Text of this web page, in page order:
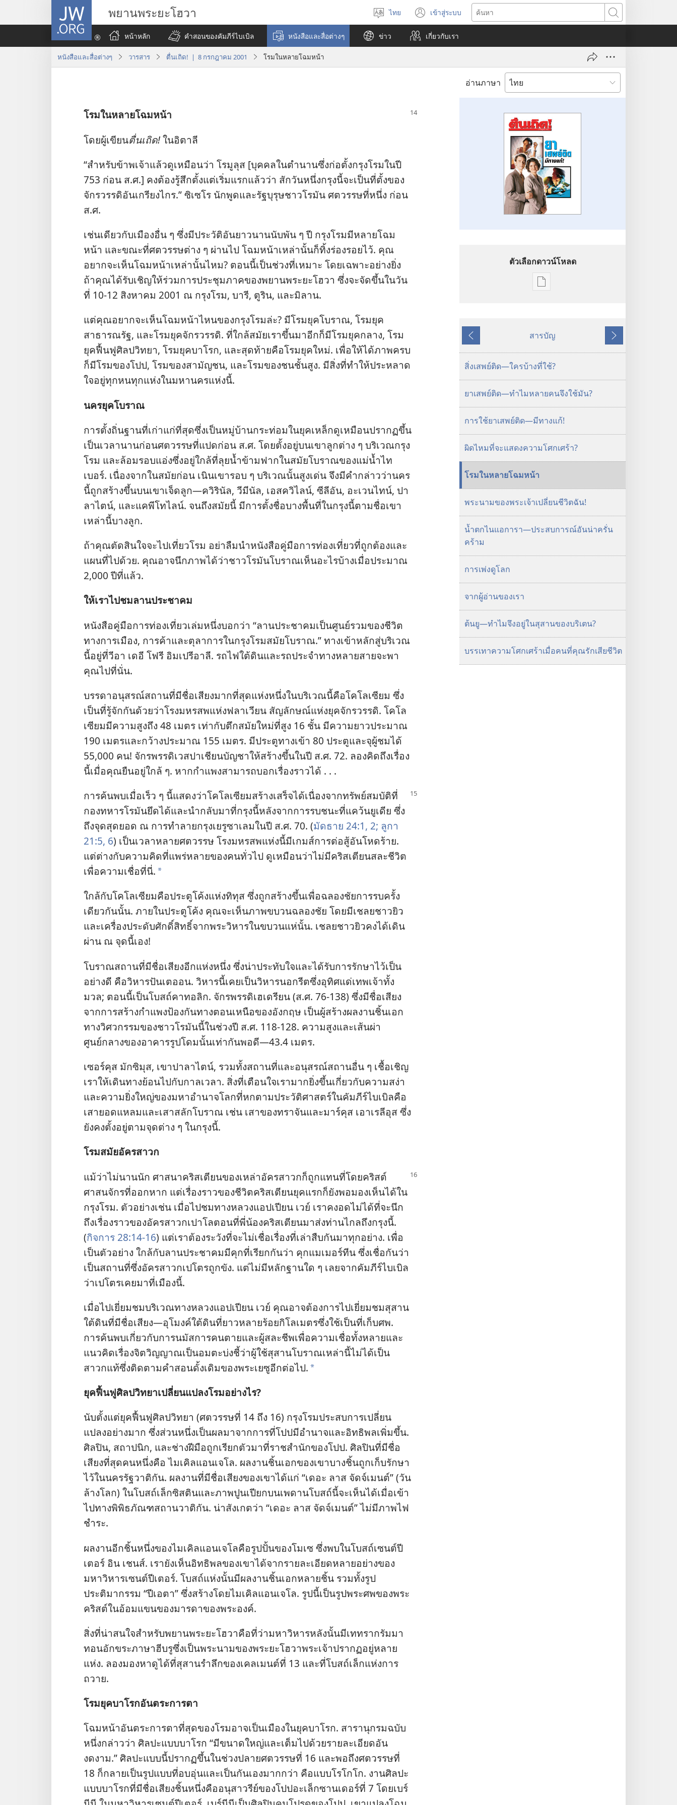
JW.ORG พยานพระยะโฮวา
เลือก
ภาษา
ไทย เข้าสู่ระบบ
(เปิด
หน้าต่าง
ใหม่)
ค้นหา
หน้าหลัก
คำสอนของคัมภีร์ไบเบิล หนังสือและสื่อต่างๆ ข่าว เกี่ยว​กับ​เรา
หนังสือและสื่อต่างๆ วารสาร ตื่นเถิด! | 8 กรกฎาคม 2001 โรมในหลายโฉมหน้า
อ่านภาษา
โรม​ใน​หลาย​โฉม​หน้า
โดย​ผู้​เขียน​ตื่นเถิด!ใน​อิตาลี
“สำหรับ​ข้าพเจ้า​แล้ว​ดู​เหมือน​ว่า โรมูลุส [บุคคล​ใน​ตำนาน​ซึ่ง​ก่อ​ตั้ง​กรุง​โรม​ใน​ปี
753 ก่อน ส.ศ.] คง​ต้อง​รู้สึก​ตั้ง​แต่​เริ่ม​แรก​แล้ว​ว่า สัก​วัน​หนึ่ง​กรุง​นี้​จะ​เป็น​ที่​ตั้ง​ของ​
จักรวรรดิ​อัน​เกรียง​ไกร.” ซิเซโร นัก​พูด​และ​รัฐบุรุษ​ชาว​โรมัน ศตวรรษ​ที่​หนึ่ง ก่อน
ส.ศ.
เช่น​เดียว​กับ​เมือง​อื่น ๆ ซึ่ง​มี​ประวัติ​อัน​ยาว​นาน​นับ​พัน ๆ ปี กรุง​โรม​มี​หลาย​โฉม​
หน้า และ​ขณะ​ที่​ศตวรรษ​ต่าง ๆ ผ่าน​ไป โฉม​หน้า​เหล่า​นั้น​ก็​ทิ้ง​ร่องรอย​ไว้. คุณ​
อยาก​จะ​เห็น​โฉม​หน้า​เหล่า​นั้น​ไหม? ตอน​นี้​เป็น​ช่วง​ที่​เหมาะ โดย​เฉพาะ​อย่าง​ยิ่ง​
ถ้า​คุณ​ได้​รับ​เชิญ​ให้​ร่วม​การ​ประชุม​ภาค​ของ​พยาน​พระ​ยะโฮวา ซึ่ง​จะ​จัด​ขึ้น​ใน​วัน​
ที่ 10-12 สิงหาคม 2001 ณ กรุง​โรม, บารี, ตูริน, และ​มิลาน.
แต่​คุณ​อยาก​จะ​เห็น​โฉม​หน้า​ไหน​ของ​กรุง​โรม​ล่ะ? มี​โรม​ยุค​โบราณ, โรม​ยุค​
สาธารณรัฐ, และ​โรม​ยุค​จักรวรรดิ. ที่​ใกล้​สมัย​เรา​ขึ้น​มา​อีก​ก็​มี​โรม​ยุค​กลาง, โรม​
ยุค​ฟื้นฟู​ศิลปวิทยา, โรม​ยุค​บาโรก, และ​สุด​ท้าย​คือ​โรม​ยุค​ใหม่. เพื่อ​ให้​ได้​ภาพ​ครบ​
ก็​มี​โรม​ของ​โปป, โรม​ของ​สามัญ​ชน, และ​โรม​ของ​ชน​ชั้น​สูง. มี​สิ่ง​ที่​ทำ​ให้​ประหลาด​
ใจ​อยู่​ทุก​หน​ทุก​แห่ง​ใน​มหา​นคร​แห่ง​นี้.
นคร​ยุค​โบราณ
การ​ตั้ง​ถิ่น​ฐาน​ที่​เก่า​แก่​ที่​สุด​ซึ่ง​เป็น​หมู่​บ้าน​กระท่อม​ใน​ยุค​เหล็ก​ดู​เหมือน​ปรากฏ​ขึ้น​
เป็น​เวลา​นาน​ก่อน​ศตวรรษ​ที่​แปด​ก่อน ส.ศ. โดย​ตั้ง​อยู่​บน​เขา​ลูก​ต่าง ๆ บริเวณ​กรุง​
โรม และ​ล้อม​รอบ​แอ่ง​ซึ่ง​อยู่​ใกล้​ที่​ลุย​น้ำ​ข้าม​ฟาก​ใน​สมัย​โบราณ​ของ​แม่น้ำ​ไท
เบอร์. เนื่อง​จาก​ใน​สมัย​ก่อน เนิน​เขา​รอบ ๆ บริเวณ​นั้น​สูง​เด่น จึง​มี​คำ​กล่าว​ว่า​นคร​
นี้​ถูก​สร้าง​ขึ้น​บน​เขา​เจ็ด​ลูก—ควิรินัล, วีมีนัล, เอสควิไลน์, ซีลีอัน, อะเวนไทน์, ปา
ลาไตน์, และ​แคพีโทไลน์. จน​ถึง​สมัย​นี้ มี​การ​ตั้ง​ชื่อ​บาง​พื้น​ที่​ใน​กรุง​นี้​ตาม​ชื่อ​เขา​
เหล่า​นี้​บาง​ลูก.
ถ้า​คุณ​ตัดสิน​ใจ​จะ​ไป​เที่ยว​โรม อย่า​ลืม​นำ​หนังสือ​คู่มือ​การ​ท่อง​เที่ยว​ที่​ถูก​ต้อง​และ​
แผนที่​ไป​ด้วย. คุณ​อาจ​นึก​ภาพ​ได้​ว่า​ชาว​โรมัน​โบราณ​เห็น​อะไร​บ้าง​เมื่อ​ประมาณ
2,000 ปี​ที่​แล้ว.
ให้​เรา​ไป​ชม​ลาน​ประชาคม
หนังสือ​คู่มือ​การ​ท่อง​เที่ยว​เล่ม​หนึ่ง​บอก​ว่า “ลาน​ประชาคม​เป็น​ศูนย์​รวม​ของ​ชีวิต​
ทาง​การ​เมือง, การ​ค้า​และ​ตุลาการ​ใน​กรุง​โรม​สมัย​โบราณ.” ทาง​เข้า​หลัก​สู่​บริเวณ​
นี้​อยู่​ที่​วีอา เดอี โฟรี อิมเปรีอาลี. รถไฟ​ใต้​ดิน​และ​รถ​ประจำ​ทาง​หลาย​สาย​จะ​พา​
คุณ​ไป​ที่​นั่น.
บรรดา​อนุสรณ์​สถาน​ที่​มี​ชื่อเสียง​มาก​ที่​สุด​แห่ง​หนึ่ง​ใน​บริเวณ​นี้​คือ​โคโลเซียม ซึ่ง​
เป็น​ที่​รู้​จัก​กัน​ด้วย​ว่า​โรง​มหรสพ​แห่ง​ฟลาเวียน สัญลักษณ์​แห่ง​ยุค​จักรวรรดิ. โคโล
เซียม​มี​ความ​สูง​ถึง 48 เมตร เท่า​กับ​ตึก​สมัย​ใหม่​ที่​สูง 16 ชั้น มี​ความ​ยาว​ประมาณ
190 เมตร​และ​กว้าง​ประมาณ 155 เมตร. มี​ประตู​ทาง​เข้า 80 ประตู​และ​จุ​ผู้​ชม​ได้
55,000 คน! จักรพรรดิ​เวสปาเชียน​บัญชา​ให้​สร้าง​ขึ้น​ใน​ปี ส.ศ. 72. ลอง​คิด​ถึง​เรื่อง​
นี้​เมื่อ​คุณ​ยืน​อยู่​ใกล้ ๆ. หาก​กำแพง​สามารถ​บอก​เรื่อง​ราว​ได้ . . .
การ​ค้น​พบ​เมื่อ​เร็ว ๆ นี้​แสดง​ว่า​โคโลเซียม​สร้าง​เสร็จ​ได้​เนื่อง​จาก​ทรัพย์​สมบัติ​ที่​
กอง​ทหาร​โรมัน​ยึด​ได้​และ​นำ​กลับ​มา​ที่​กรุง​นี้​หลัง​จาก​การ​รบ​ชนะ​ที่​แคว้น​ยูเดีย ซึ่ง​
ถึง​จุด​สุด​ยอด ณ การ​ทำลาย​กรุง​เยรูซาเลม​ใน​ปี ส.ศ. 70. (มัดธาย 24:1, 2; ลูกา
21:5, 6) เป็น​เวลา​หลาย​ศตวรรษ โรง​มหรสพ​แห่ง​นี้​มี​เกมส์​การ​ต่อ​สู้​อัน​โหด​ร้าย.
แต่​ต่าง​กับ​ความ​คิด​ที่​แพร่​หลาย​ของ​คน​ทั่ว​ไป ดู​เหมือน​ว่า​ไม่​มี​คริสเตียน​สละ​ชีวิต​
เพื่อ​ความ​เชื่อ​ที่​นี่. *
ใกล้​กับ​โคโลเซียม​คือ​ประตู​โค้ง​แห่ง​ทิทุส ซึ่ง​ถูก​สร้าง​ขึ้น​เพื่อ​ฉลอง​ชัย​การ​รบ​ครั้ง​
เดียว​กัน​นั้น. ภาย​ใน​ประตู​โค้ง คุณ​จะ​เห็น​ภาพ​ขบวน​ฉลอง​ชัย โดย​มี​เชลย​ชาว​ยิว​
และ​เครื่อง​ประดับ​ศักดิ์สิทธิ์​จาก​พระ​วิหาร​ใน​ขบวน​แห่​นั้น. เชลย​ชาว​ยิว​คง​ได้​เดิน​
ผ่าน ณ จุด​นี้​เอง!
โบราณ​สถาน​ที่​มี​ชื่อเสียง​อีก​แห่ง​หนึ่ง ซึ่ง​น่า​ประทับใจ​และ​ได้​รับ​การ​รักษา​ไว้​เป็น​
อย่าง​ดี คือ​วิหาร​ปันเตออน. วิหาร​นี้​เคย​เป็น​วิหาร​นอก​รีต​ซึ่ง​อุทิศ​แด่​เทพเจ้า​ทั้ง​
มวล; ตอน​นี้​เป็น​โบสถ์​คาทอลิก. จักรพรรดิ​เฮเดรียน (ส.ศ. 76-138) ซึ่ง​มี​ชื่อเสียง​
จาก​การ​สร้าง​กำแพง​ป้องกัน​ทาง​ตอน​เหนือ​ของ​อังกฤษ เป็น​ผู้​สร้าง​ผล​งาน​ชิ้น​เอก​
ทาง​วิศวกรรม​ของ​ชาว​โรมัน​นี้​ใน​ช่วง​ปี ส.ศ. 118-128. ความ​สูง​และ​เส้น​ผ่า​
ศูนย์กลาง​ของ​อาคาร​รูป​โดม​นั้น​เท่า​กัน​พอ​ดี—43.4 เมตร.
เซอร์คุส มักซิมุส, เขา​ปาลาไตน์, รวม​ทั้ง​สถาน​ที่​และ​อนุสรณ์​สถาน​อื่น ๆ เชื้อเชิญ​
เรา​ให้​เดิน​ทาง​ย้อน​ไป​กับ​กาล​เวลา. สิ่ง​ที่​เตือน​ใจ​เรา​มาก​ยิ่ง​ขึ้น​เกี่ยว​กับ​ความ​สง่า​
และ​ความ​ยิ่ง​ใหญ่​ของ​มหาอำนาจ​โลก​ที่​หก​ตาม​ประวัติศาสตร์​ใน​คัมภีร์​ไบเบิล​คือ​
เสา​ยอด​แหลม​และ​เสา​สลัก​โบราณ เช่น เสา​ของ​ทราจัน​และ​มาร์คุส เอาเรลีอุส ซึ่ง​
ยัง​คง​ตั้ง​อยู่​ตาม​จุด​ต่าง ๆ ใน​กรุง​นี้.
โรม​สมัย​อัครสาวก
แม้​ว่า​ไม่​นาน​นัก ศาสนา​คริสเตียน​ของ​เหล่า​อัครสาวก​ก็​ถูก​แทน​ที่​โดย​คริสต์​
ศาสนจักร​ที่​ออก​หาก แต่​เรื่อง​ราว​ของ​ชีวิต​คริสเตียน​ยุค​แรก​ก็​ยัง​พอ​มอง​เห็น​ได้​ใน​
กรุง​โรม. ตัว​อย่าง​เช่น เมื่อ​ไป​ชม​ทาง​หลวง​แอปเปียน เวย์ เรา​คง​อด​ไม่​ได้​ที่​จะ​นึก​
ถึง​เรื่อง​ราว​ของ​อัครสาวก​เปาโล​ตอน​ที่​พี่​น้อง​คริสเตียน​มา​ส่ง​ท่าน​ไกล​ถึง​กรุง​นี้.
(กิจการ 28:14-16) แต่​เรา​ต้อง​ระวัง​ที่​จะ​ไม่​เชื่อ​เรื่อง​ที่​เล่า​สืบ​กัน​มา​ทุก​อย่าง. เพื่อ​
เป็น​ตัว​อย่าง ใกล้​กับ​ลาน​ประชาคม​มี​คุก​ที่​เรียก​กัน​ว่า คุก​แมเมอร์ทีน ซึ่ง​เชื่อ​กัน​ว่า​
เป็น​สถาน​ที่​ซึ่ง​อัครสาวก​เปโตร​ถูก​ขัง. แต่​ไม่​มี​หลักฐาน​ใด ๆ เลย​จาก​คัมภีร์​ไบเบิล​
ว่า​เปโตร​เคย​มา​ที่​เมือง​นี้.
เมื่อ​ไป​เยี่ยม​ชม​บริเวณ​ทาง​หลวง​แอปเปียน เวย์ คุณ​อาจ​ต้องการ​ไป​เยี่ยม​ชม​สุสาน​
ใต้​ดิน​ที่​มี​ชื่อเสียง—อุโมงค์​ใต้​ดิน​ที่​ยาว​หลาย​ร้อย​กิโลเมตร​ซึ่ง​ใช้​เป็น​ที่​เก็บ​ศพ.
การ​ค้น​พบ​เกี่ยว​กับ​การ​นมัสการ​คน​ตาย​และ​ผู้​สละ​ชีพ​เพื่อ​ความ​เชื่อ​ทั้ง​หลาย​และ​
แนว​คิด​เรื่อง​จิตวิญญาณ​เป็น​อมตะ​บ่ง​ชี้​ว่า​ผู้​ใช้​สุสาน​โบราณ​เหล่า​นี้​ไม่​ได้​เป็น​
สาวก​แท้​ซึ่ง​ติด​ตาม​คำ​สอน​ดั้งเดิม​ของ​พระ​เยซู​อีก​ต่อ​ไป. *
ยุค​ฟื้นฟู​ศิลปวิทยา​เปลี่ยน​แปลง​โรม​อย่าง​ไร?
นับ​ตั้ง​แต่​ยุค​ฟื้นฟู​ศิลปวิทยา (ศตวรรษ​ที่ 14 ถึง 16) กรุง​โรม​ประสบ​การ​เปลี่ยน​
แปลง​อย่าง​มาก ซึ่ง​ส่วน​หนึ่ง​เป็น​ผล​มา​จาก​การ​ที่​โปป​มี​อำนาจ​และ​อิทธิพล​เพิ่ม​ขึ้น.
ศิลปิน, สถาปนิก, และ​ช่าง​ฝีมือ​ถูก​เรียก​ตัว​มา​ที่​ราชสำนัก​ของ​โปป. ศิลปิน​ที่​มี​ชื่อ
เสียง​ที่​สุด​คน​หนึ่ง​คือ ไมเคิลแอนเจโล. ผล​งาน​ชิ้น​เอก​ของ​เขา​บาง​ชิ้น​ถูก​เก็บ​รักษา​
ไว้​ใน​นครรัฐ​วาติกัน. ผล​งาน​ที่​มี​ชื่อเสียง​ของ​เขา​ได้​แก่ “เดอะ ลาส จัดจ์เมนต์” (วัน​
ล้าง​โลก) ใน​โบสถ์​เล็กซิสติน​และ​ภาพ​ปูน​เปียก​บน​เพดาน​โบสถ์​นี้​จะ​เห็น​ได้​เมื่อ​เข้า​
ไป​ทาง​พิพิธภัณฑสถาน​วาติกัน. น่า​สังเกต​ว่า “เดอะ ลาส จัดจ์เมนต์” ไม่​มี​ภาพ​ไฟ​
ชำระ.
ผล​งาน​อีก​ชิ้น​หนึ่ง​ของ​ไมเคิลแอนเจโล​คือ​รูป​ปั้น​ของ​โมเซ ซึ่ง​พบ​ใน​โบสถ์​เซนต์ปี
เตอร์ อิน เชนส์. เรา​ยัง​เห็น​อิทธิพล​ของ​เขา​ได้​จาก​ราย​ละเอียด​หลาย​อย่าง​ของ​
มหา​วิหาร​เซนต์ปีเตอร์. โบสถ์​แห่ง​นั้น​มี​ผล​งาน​ชิ้น​เอก​หลาย​ชิ้น รวม​ทั้ง​รูป​
ประติมากรรม “ปีเอตา” ซึ่ง​สร้าง​โดย​ไมเคิลแอนเจโล. รูป​นี้​เป็น​รูป​พระ​ศพ​ของ​พระ​
คริสต์​ใน​อ้อม​แขน​ของ​มารดา​ของ​พระองค์.
สิ่ง​ที่​น่า​สนใจ​สำหรับ​พยาน​พระ​ยะโฮวา​คือ​ที่​ว่า​มหา​วิหาร​หลัง​นั้น​มี​เททรากรัมมา
ทอน​อักขระ​ภาษา​ฮีบรู​ซึ่ง​เป็น​พระ​นาม​ของ​พระ​ยะโฮวา​พระเจ้า​ปรากฏ​อยู่​หลาย​
แห่ง. ลอง​มอง​หา​ดู​ได้​ที่​สุสาน​รำลึก​ของ​เคลเมนต์​ที่ 13 และ​ที่​โบสถ์​เล็ก​แห่ง​การ​
ถวาย.
โรม​ยุค​บาโรก​อัน​ตระการตา
โฉม​หน้า​อัน​ตระการตา​ที่​สุด​ของ​โรม​อาจ​เป็น​เมือง​ใน​ยุค​บาโรก. สารานุกรม​ฉบับ​
หนึ่ง​กล่าว​ว่า ศิลปะ​แบบ​บาโรก “มี​ขนาด​ใหญ่​และ​เต็ม​ไป​ด้วย​ราย​ละเอียด​อัน​
งดงาม.” ศิลปะ​แบบ​นี้​ปรากฏ​ขึ้น​ใน​ช่วง​ปลาย​ศตวรรษ​ที่ 16 และ​พอ​ถึง​ศตวรรษ​ที่
18 ก็​กลาย​เป็น​รูป​แบบ​ที่​อบอุ่น​และ​เป็น​กัน​เอง​มาก​กว่า คือ​แบบ​โรโกโก. งาน​ศิลปะ​
แบบ​บาโรก​ที่​มี​ชื่อเสียง​ชิ้น​หนึ่ง​คือ​อนุสาวรีย์​ของ​โปป​อะเล็กซานเดอร์​ที่ 7 โดย​เบร์
ตัวเลือกดาวน์โหลด
ตัว
สิ่ง
พิมพ์
วารสาร
ย้อน
หลัง
สารบัญ
ถัด
ไป
สิ่งเสพย์ติด—ใครบ้างที่ใช้?
ยาเสพย์ติด—ทำไมหลายคนจึงใช้มัน?
การใช้ยาเสพย์ติด—มีทางแก้!
ผิดไหมที่จะแสดงความโศกเศร้า?
โรมในหลายโฉมหน้า
พระนามของพระเจ้าเปลี่ยนชีวิตฉัน!
น้ำตกไนแอการา—ประสบการณ์อันน่าครั่น
คร้าม
การเพ่งดูโลก
จากผู้อ่านของเรา
ต้นยู—ทำไมจึงอยู่ในสุสานของบริเตน?
บรรเทาความโศกเศร้าเมื่อคนที่คุณรักเสียชีวิต